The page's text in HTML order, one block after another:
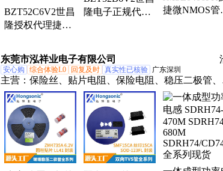
BZT52C6V2世昌
隆授权代理捷捷
装
隆电子正规代理
捷微NMOS管
东莞市泓祥业电子有限公司
安心购 综合体验L0 回复及时 真实性已核验 广东深圳
主营： 保险丝、贴片电阻、保险电阻、稳压二极管、
片合金、陶瓷贴片、贴片压敏、三星电容、电解电容